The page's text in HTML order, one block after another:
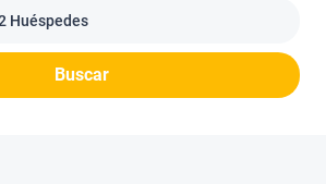
Huéspedes
Buscar